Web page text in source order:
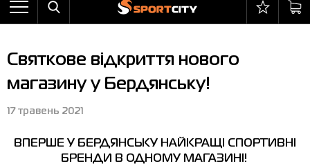
Назад
Штани
Вітрівки
Жилети
Комбінезони
Назад
Кросівки
Пляжне взуття
Напівчеревики
Сандалі
Назад
Бейсболки та панами
Бокс
Гірськолижний інвентар
М'ячі
Назад
Arena
Asics
Columbia
Evoids
Назад
Бра
Штани
Вітрівки
Костюми
Назад
Повернення та обмін
Гарантія на товари
Магазини
Контакт центр
Святкове відкриття нового
магазину у Бердянську!
17 травень 2021
ВПЕРШЕ У БЕРДЯНСЬКУ НАЙКРАЩІ СПОРТИВНІ
БРЕНДИ В ОДНОМУ МАГАЗИНІ!